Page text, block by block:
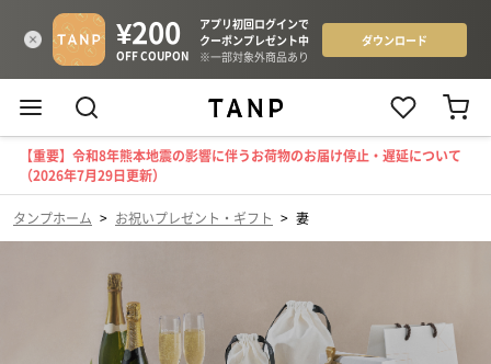
【重要】令和8年熊本地震の影響に伴うお荷物のお届け停止・遅延について
（2026年7月29日更新）
タンプホーム > お祝いプレゼント・ギフト > 妻